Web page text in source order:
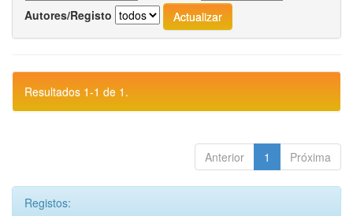
Autores/Registo
Resultados 1-1 de 1.
Anterior 1 Próxima
Registos: